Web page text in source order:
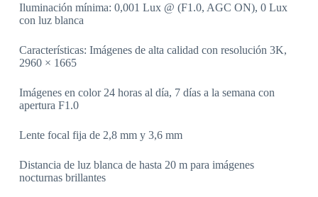
Iluminación mínima: 0,001 Lux @ (F1.0, AGC ON), 0 Lux
con luz blanca
Características: Imágenes de alta calidad con resolución 3K,
2960 × 1665
Imágenes en color 24 horas al día, 7 días a la semana con
apertura F1.0
Lente focal fija de 2,8 mm y 3,6 mm
Distancia de luz blanca de hasta 20 m para imágenes
nocturnas brillantes